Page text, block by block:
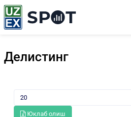
Делистинг
Юклаб олиш